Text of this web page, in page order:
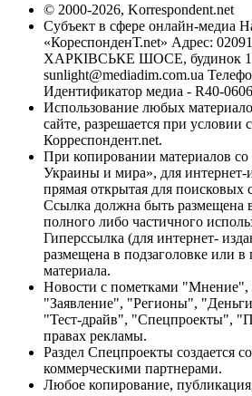
© 2000-2026, Korrespondent.net
Субъект в сфере онлайн-медиа
«КореспонденТ.net» Адрес:
ХАРКІВСЬКЕ ШОСЕ, будинок
sunlight@mediadim.com.ua
Идентификатор медиа - R40-
Использование любых
сайте, разрешается при условии
Корреспондент.net.
При копировании материалов
Украины и мира», для интернет-
прямая открытая для поисковых
Ссылка должна быть размещена
полного либо частичного
Гиперссылка (для интернет-
размещена в подзаголовке или в
материала.
Новости с пометками "Мнение",
"Заявление", "Регионы",
"Тест-драйв", "Спецпроекты",
правах рекламы.
Раздел Спецпроекты создается
коммерческими партнерами.
Любое копирование,